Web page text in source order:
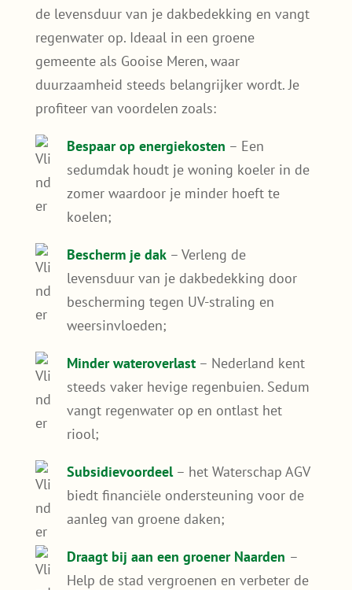
de levensduur van je dakbedekking en vangt
regenwater op. Ideaal in een groene
gemeente als Gooise Meren, waar
duurzaamheid steeds belangrijker wordt. Je
profiteer van voordelen zoals:
Bespaar op energiekosten – Een
sedumdak houdt je woning koeler in de
zomer waardoor je minder hoeft te
koelen;
Bescherm je dak– Verleng de
levensduur van je dakbedekking door
bescherming tegen UV-straling en
weersinvloeden;
Minder wateroverlast– Nederland kent
steeds vaker hevige regenbuien. Sedum
vangt regenwater op en ontlast het
riool;
Subsidievoordeel– het Waterschap AGV
biedt financiële ondersteuning voor de
aanleg van groene daken;
Draagt bij aan een groener Naarden –
Help de stad vergroenen en verbeter de